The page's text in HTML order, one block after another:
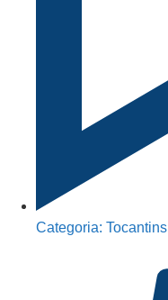
Categoria: Tocantins